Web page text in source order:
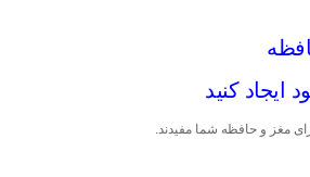
ایجاد کنید
مغز و حافظه شما مفیدند.